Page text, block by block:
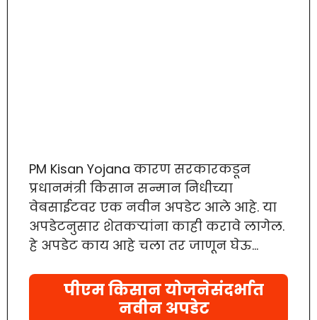
PM Kisan Yojana कारण सरकारकडून
प्रधानमंत्री किसान सन्मान निधीच्या
वेबसाईटवर एक नवीन अपडेट आले आहे. या
अपडेटनुसार शेतकऱ्यांना काही करावे लागेल.
हे अपडेट काय आहे चला तर जाणून घेऊ…
पीएम किसान योजनेसंदर्भात
नवीन अपडेट